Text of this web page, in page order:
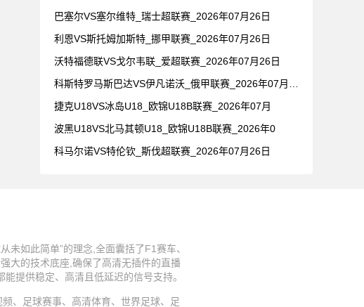
巴塞尔VS塞尔维特_瑞士超联赛_2026年07月26日
利恩VS斯托姆加斯特_挪甲联赛_2026年07月26日
沃特福德联VS戈尔韦联_爱超联赛_2026年07月26日
捷克U18VS冰岛U18_欧锦U18B联赛_2026年07月
波黑U18VS北马其顿U18_欧锦U18B联赛_2026年0
科马尔诺VS特伦钦_斯伐超联赛_2026年07月26日
未如此简单”的理念,全面囊括了F1赛车、
大的技术底座,确保了高清无插件的直播
提供稳定、高清且低延迟的信号支持。
、足球赛事、高清体育、世界足球、足